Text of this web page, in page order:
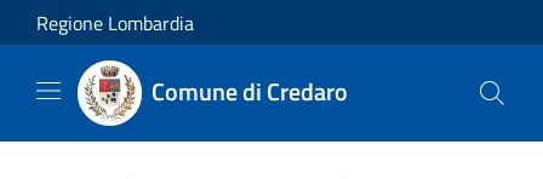
Salta al contenuto principale
Regione Lombardia
Comune di Credaro